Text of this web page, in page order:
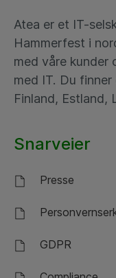
Atea er et IT-
Hammerfest i
med våre kunder
med IT. Du
Finland, Estland,
Snarveier
Presse
GDPR